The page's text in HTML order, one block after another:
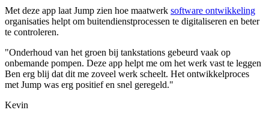
Met deze app laat Jump zien hoe maatwerk software ontwikkeling
organisaties helpt om buitendienstprocessen te digitaliseren en beter
te controleren.
"Onderhoud van het groen bij tankstations gebeurd vaak op
onbemande pompen. Deze app helpt me om het werk vast te leggen
Ben erg blij dat dit me zoveel werk scheelt. Het ontwikkelproces
met Jump was erg positief en snel geregeld."
Kevin